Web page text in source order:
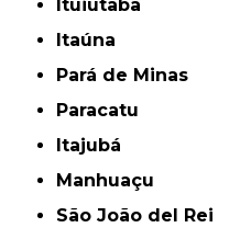
Ituiutaba
Itaúna
Pará de Minas
Paracatu
Itajubá
Manhuaçu
São João del Rei